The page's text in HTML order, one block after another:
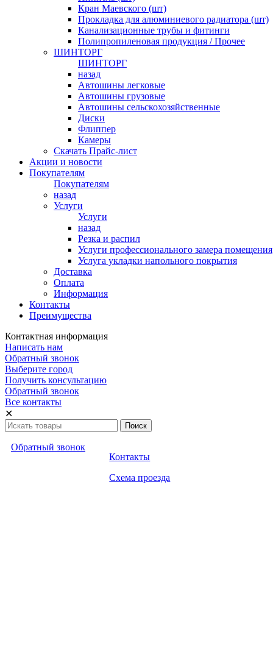
Кран Маевского (шт)
Прокладка для алюминиевого радиатора (шт)
Канализационные трубы и фитинги
Полипропиленовая продукция / Прочее
ШИНТОРГ
ШИНТОРГ
назад
Автошины легковые
Автошины грузовые
Автошины сельскохозяйственные
Диски
Флиппер
Камеры
Скачать Прайс-лист
Акции и новости
Покупателям
Покупателям
назад
Услуги
Услуги
назад
Резка и распил
Услуги профессионального замера помещения
Услуга укладки напольного покрытия
Доставка
Оплата
Информация
Контакты
Преимущества
Контактная информация
Написать нам
Обратный звонок
Выберите город
Получить консультацию
Обратный звонок
Все контакты
✕
Обратный звонок
Контакты
Схема проезда